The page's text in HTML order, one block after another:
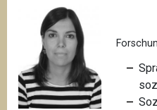
g
a
t
i
o